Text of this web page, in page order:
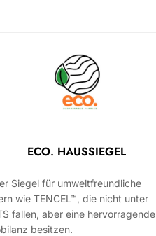
ECO. HAUSSIEGEL
Siegel für umweltfreundliche
wie TENCEL™, die nicht unter
fallen, aber eine hervorragende
besitzen.